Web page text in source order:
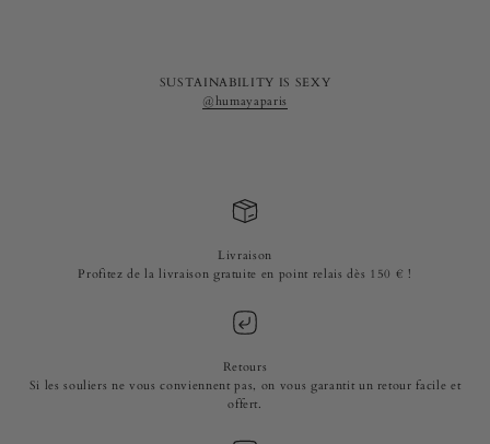
SUSTAINABILITY IS SEXY
@humayaparis
Livraison
Profitez de la livraison gratuite en point relais dès 150 € !
Retours
Si les souliers ne vous conviennent pas, on vous garantit un retour facile et
offert.